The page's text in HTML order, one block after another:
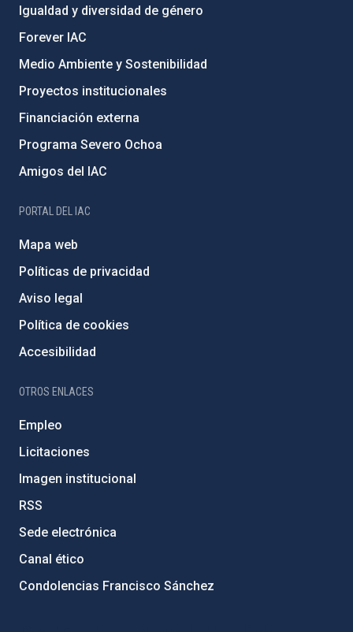
Igualdad y diversidad de género
Forever IAC
Medio Ambiente y Sostenibilidad
Proyectos institucionales
Financiación externa
Programa Severo Ochoa
Amigos del IAC
PORTAL DEL IAC
Mapa web
Políticas de privacidad
Aviso legal
Política de cookies
Accesibilidad
OTROS ENLACES
Empleo
Licitaciones
Imagen institucional
RSS
Sede electrónica
Canal ético
Condolencias Francisco Sánchez